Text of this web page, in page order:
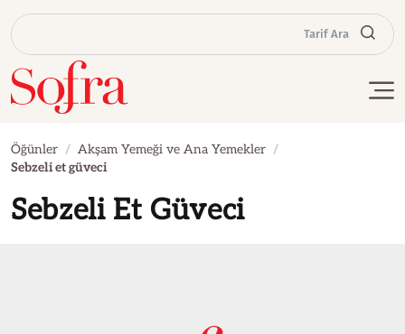
Tarif Ara
Öğünler
Akşam Yemeği ve Ana Yemekler
Sebzeli et güveci
Sebzeli Et Güveci